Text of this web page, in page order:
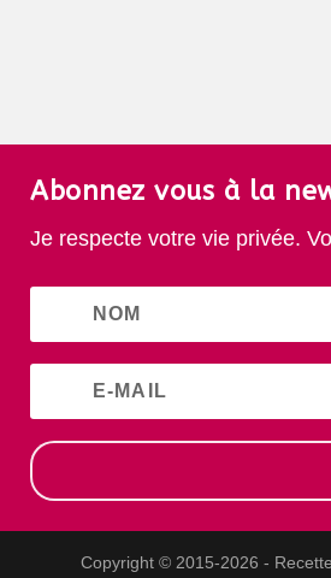
Abonnez vous à la
Je respecte votre vie privée.
Copyright © 2015-2026 -